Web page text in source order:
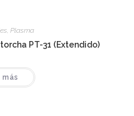
, Plasma
PT-31 (Extendido)
más